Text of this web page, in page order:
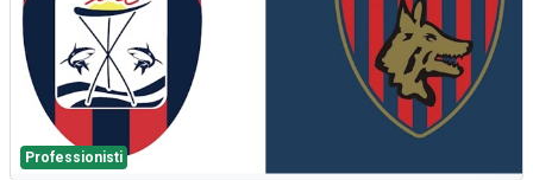
Professionisti